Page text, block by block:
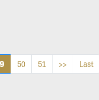
50 51 >> Last